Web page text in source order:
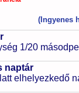
(Ingyenes
1/20
naptár
elhelyezkedő